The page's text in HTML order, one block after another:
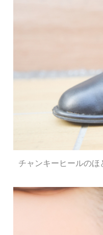
チャンキーヒールの